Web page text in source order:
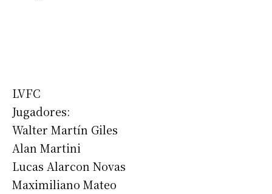
LVFC
Jugadores:
Walter Martín Giles
Alan Martini
Lucas Alarcon Novas
Maximiliano Mateo